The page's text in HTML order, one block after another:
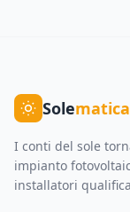
Solematica
I conti del sole
impianto
installatori